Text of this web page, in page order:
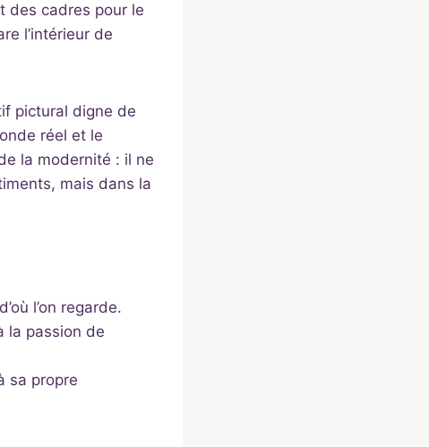
des cadres pour le
l’intérieur de
pictural digne de
réel et le
la modernité : il ne
mais dans la
l’on regarde.
la passion de
sa propre